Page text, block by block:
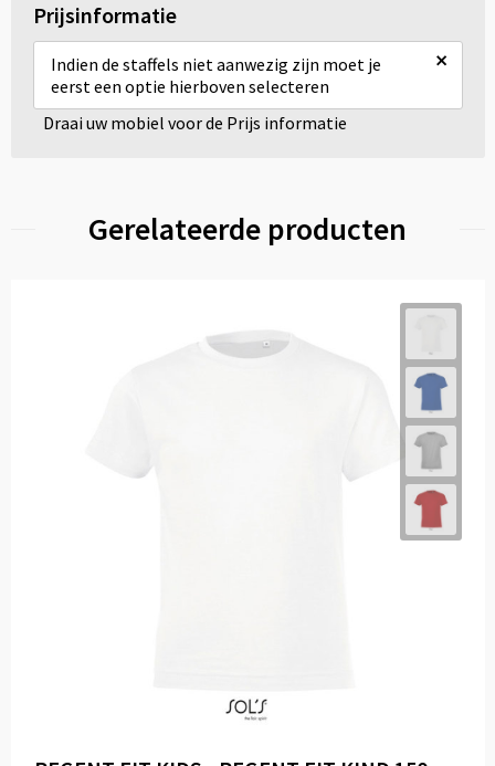
Prijsinformatie
Indien de staffels niet aanwezig zijn moet je
eerst een optie hierboven selecteren
×
Draai uw mobiel voor de Prijs informatie
Gerelateerde producten